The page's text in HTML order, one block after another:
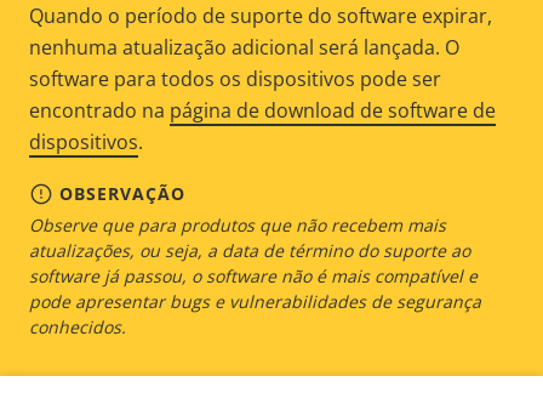
Quando o período de suporte do software expirar,
nenhuma atualização adicional será lançada. O
software para todos os dispositivos pode ser
encontrado na página de download de software de
dispositivos.
OBSERVAÇÃO
Observe que para produtos que não recebem mais
atualizações, ou seja, a data de término do suporte ao
software já passou, o software não é mais compatível e
pode apresentar bugs e vulnerabilidades de segurança
conhecidos.